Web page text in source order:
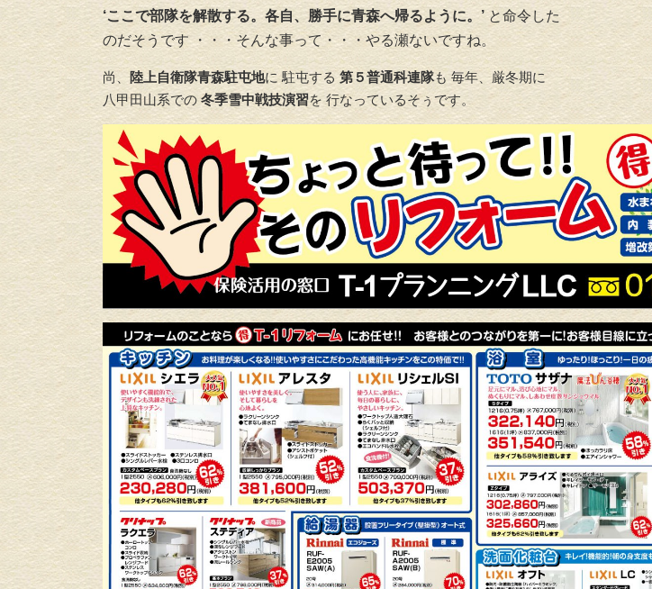
‘ここで部隊を解散する。各自、勝手に青森へ帰るように。’ と命令した
のだそうです ・・・そんな事って・・・やる瀬ないですね。
尚、陸上自衛隊青森駐屯地に 駐屯する 第５普通科連隊も 毎年、厳冬期に
八甲田山系での 冬季雪中戦技演習を 行なっているそぅです。